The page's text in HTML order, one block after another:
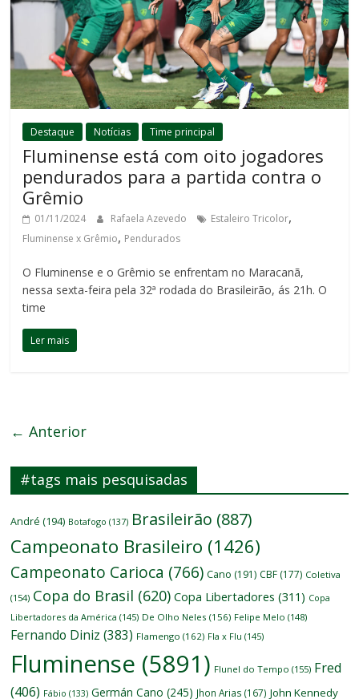
Destaque Notícias Time principal
Fluminense está com oito jogadores
pendurados para a partida contra o
Grêmio
01/11/2024 Rafaela Azevedo Estaleiro Tricolor,
Fluminense x Grêmio, Pendurados
O Fluminense e o Grêmio se enfrentam no Maracanã,
nessa sexta-feira pela 32ª rodada do Brasileirão, ás 21h. O
time
Ler mais
← Anterior
#tags mais pesquisadas
André (194) Botafogo (137) Brasileirão (887)
Campeonato Brasileiro (1426)
Campeonato Carioca (766) Cano (191) CBF (177) Coletiva
(154) Copa do Brasil (620) Copa Libertadores (311) Copa
Libertadores da América (145) De Olho Neles (156) Felipe Melo (148)
Fernando Diniz (383) Flamengo (162) Fla x Flu (145)
Fluminense (5891) Flunel do Tempo (155) Fred
(406) Fábio (133) Germán Cano (245) Jhon Arias (167) John Kennedy